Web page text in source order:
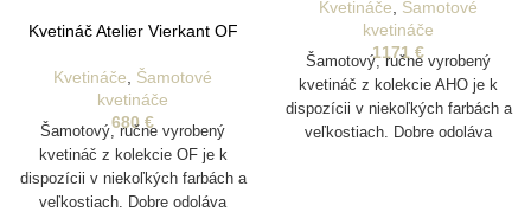
Kvetináč Atelier Vierkant OF
Kvetináče
Šamotové
kvetináče
680 €
Šamotový, ručne vyrobený
kvetináč z kolekcie OF je k
dispozícii v niekoľkých farbách a
veľkostiach. Dobre odoláva
Kvetináče, Šamotové
kvetináče
1171 €
Šamotový, ručne vyrobený
kvetináč z kolekcie AHO je k
dispozícii v niekoľkých farbách a
veľkostiach. Dobre odoláva